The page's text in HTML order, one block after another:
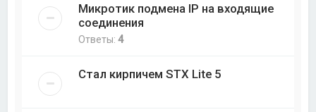
Микротик подмена IP на входящие
соединения
Ответы:4
Стал кирпичем STX Lite 5